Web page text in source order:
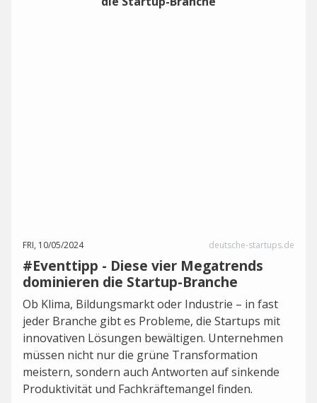
FRI, 10/05/2024 deutsche-startups.de
#Eventtipp - Diese vier Megatrends
dominieren die Startup-Branche
Ob Klima, Bildungsmarkt oder Industrie – in fast
jeder Branche gibt es Probleme, die Startups mit
innovativen Lösungen bewältigen. Unternehmen
müssen nicht nur die grüne Transformation
meistern, sondern auch Antworten auf sinkende
Produktivität und Fachkräftemangel finden.